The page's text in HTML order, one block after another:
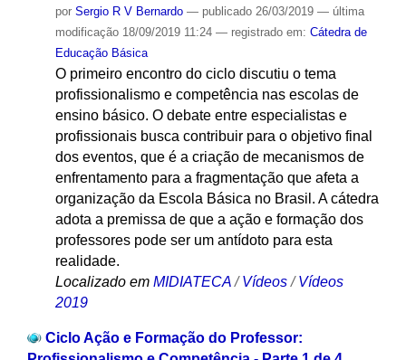
por Sergio R V Bernardo — publicado26/03/2019 — última
modificação18/09/2019 11:24 — registrado em: Cátedra de
Educação Básica
O primeiro encontro do ciclo discutiu o tema
profissionalismo e competência nas escolas de
ensino básico. O debate entre especialistas e
profissionais busca contribuir para o objetivo final
dos eventos, que é a criação de mecanismos de
enfrentamento para a fragmentação que afeta a
organização da Escola Básica no Brasil. A cátedra
adota a premissa de que a ação e formação dos
professores pode ser um antídoto para esta
realidade.
Localizado em MIDIATECA /Vídeos /Vídeos
2019
Ciclo Ação e Formação do Professor: